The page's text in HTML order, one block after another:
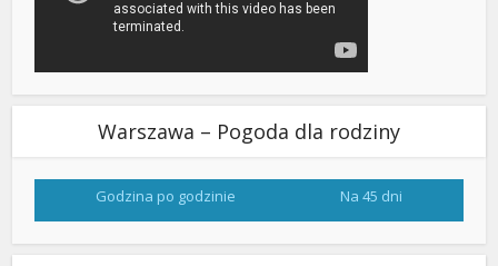
Warszawa – Pogoda dla rodziny
Godzina po godzinie Na 45 dni